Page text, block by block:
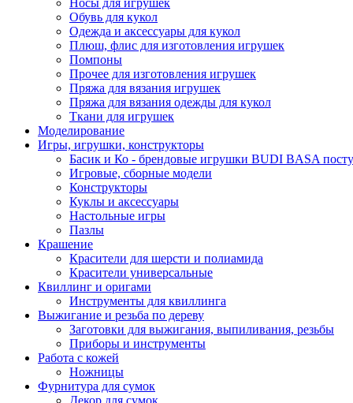
Носы для игрушек
Обувь для кукол
Одежда и аксессуары для кукол
Плюш, флис для изготовления игрушек
Помпоны
Прочее для изготовления игрушек
Пряжа для вязания игрушек
Пряжа для вязания одежды для кукол
Ткани для игрушек
Моделирование
Игры, игрушки, конструкторы
Басик и Ко - брендовые игрушки BUDI BASA
Игровые, сборные модели
Конструкторы
Куклы и аксессуары
Настольные игры
Пазлы
Крашение
Красители для шерсти и полиамида
Красители универсальные
Квиллинг и оригами
Инструменты для квиллинга
Выжигание и резьба по дереву
Заготовки для выжигания, выпиливания, резьбы
Приборы и инструменты
Работа с кожей
Ножницы
Фурнитура для сумок
Декор для сумок